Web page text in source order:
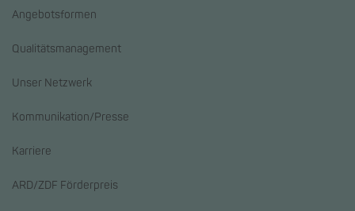
Angebotsformen
Qualitätsmanagement
Unser Netzwerk
Kommunikation/Presse
Karriere
ARD/ZDF Förderpreis